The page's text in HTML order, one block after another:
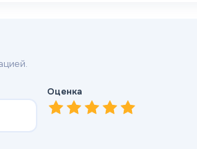
Оценка
4—
3—Нормально
2—Плохо
1—Очень плохо